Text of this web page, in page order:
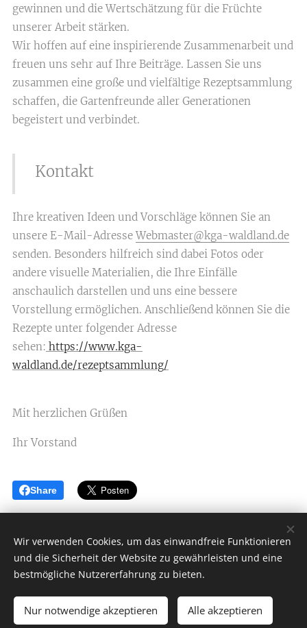
gewinnen und die Wertschätzung für die Früchte
unserer Arbeit stärken.
Wir hoffen auf eine inspirierende Zusammenarbeit und
freuen uns sehr auf Ihre Beiträge. Lassen Sie uns
zusammen eine große und vielfältige Rezeptsammlung
schaffen, die Gartenfreunde aller Generationen
begeistert und verbindet.
Kontakt
Ihre kreativen Ideen und Vorschläge können Sie an
unsere E-Mail-Adresse Webmaster@kga-waldland.de
senden. Besonders hilfreich sind dabei Fotos oder
andere visuelle Materialien, die Ihre Einfälle
anschaulich darstellen und uns eine bessere
Vorstellung ermöglichen. Anschließend können Sie die
Rezepte unter folgender Adresse
sehen: https://www.kga-
waldland.de/rezeptsammlung/
Mit herzlichen Grüßen
Ihr Vorstand
Share
KGA Waldland 1917 e.V. Berlin
Impressum|Datenschutz Cookies
Wir verwenden Cookies, um das einwandfreie Funktionieren
und die Sicherheit der Website zu gewährleisten und eine
bestmögliche Nutzererfahrung zu bieten.
Nur notwendige akzeptieren Alle akzeptieren